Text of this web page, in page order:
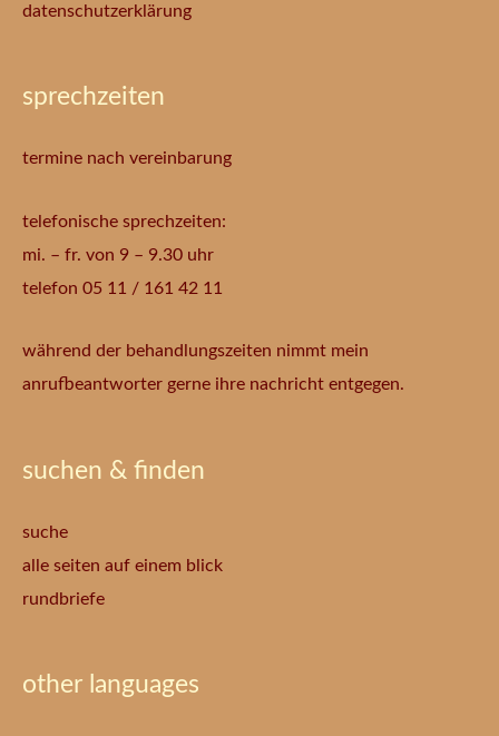
datenschutzerklärung
sprechzeiten
termine nach vereinbarung
telefonische sprechzeiten:
mi. – fr. von 9 – 9.30 uhr
telefon 05 11 / 161 42 11
während der behandlungszeiten nimmt mein
anrufbeantworter gerne ihre nachricht entgegen.
suchen & finden
suche
alle seiten auf einem blick
rundbriefe
other languages